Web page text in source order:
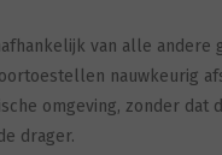
van alle andere
nauwkeurig
omgeving, zonder dat
drager.